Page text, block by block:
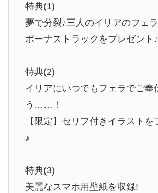
特典(1)
夢で分裂♪三人のイリアのフェ
ボーナストラックをプレゼント♪
特典(2)
イリアにいつでもフェラでご奉
う……！
【限定】セリフ付きイラストを
♪
特典(3)
美麗なスマホ用壁紙を収録!